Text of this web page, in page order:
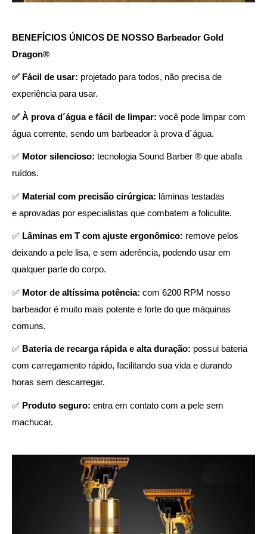
BENEFÍCIOS ÚNICOS DE NOSSO Barbeador Gold
Dragon®
✅ Fácil de usar: projetado para todos, não precisa de
experiência para usar.
✅ À prova d´água e fácil de limpar: você pode limpar com
água corrente, sendo um barbeador à prova d´água.
✅ Motor silencioso: tecnologia Sound Barber ® que abafa
ruídos.
✅ Material com precisão cirúrgica: lâminas testadas
e aprovadas por especialistas que combatem a foliculite.
✅ Lâminas em T com ajuste ergonômico: remove pelos
deixando a pele lisa, e sem aderência, podendo usar em
qualquer parte do corpo.
✅ Motor de altíssima potência: com 6200 RPM nosso
barbeador é muito mais potente e forte do que máquinas
comuns.
✅ Bateria de recarga rápida e alta duração: possui bateria
com carregamento rápido, facilitando sua vida e durando
horas sem descarregar.
✅ Produto seguro: entra em contato com a pele sem
machucar.